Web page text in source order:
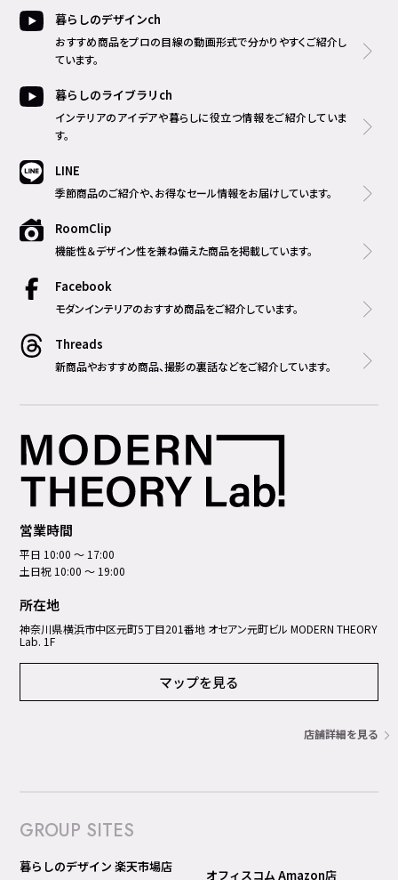
暮らしのデザインch
おすすめ商品をプロの目線の動画形式で分かりやすくご紹介し
ています。
暮らしのライブラリch
インテリアのアイデアや暮らしに役立つ情報をご紹介していま
す。
LINE
季節商品のご紹介や、お得なセール情報をお届けしています。
RoomClip
機能性＆デザイン性を兼ね備えた商品を掲載しています。
Facebook
モダンインテリアのおすすめ商品をご紹介しています。
Threads
新商品やおすすめ商品、撮影の裏話などをご紹介しています。
営業時間
平日 10:00 ～ 17:00
土日祝 10:00 ～ 19:00
所在地
神奈川県横浜市中区元町5丁⽬201番地 オセアン元町ビル MODERN THEORY
Lab. 1F
マップを見る
店舗詳細を見る
GROUP SITES
暮らしのデザイン 楽天市場店
オフィスコム Amazon店